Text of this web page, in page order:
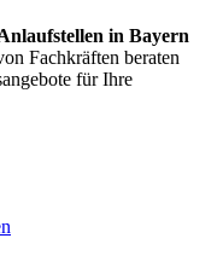
in Bayern
Fachkräften beraten
für Ihre